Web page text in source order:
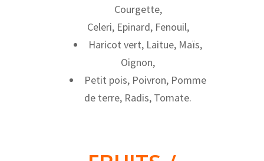
Courgette,
Celeri, Epinard, Fenouil,
Haricot vert, Laitue, Maïs,
Oignon,
Petit pois, Poivron, Pomme
de terre, Radis, Tomate.